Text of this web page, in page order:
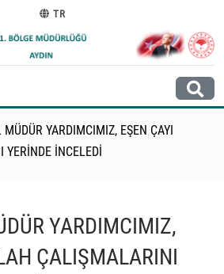
TR
MÜDÜR YARDIMCIMIZ, EŞEN ÇAYI
İNCELEDİ
YARDIMCIMIZ,
ÇALIŞMALARINI